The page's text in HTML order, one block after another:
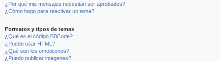
¿Por qué mis mensajes necesitan ser aprobados?
¿Cómo hago para reactivar un tema?
Formatos y tipos de temas
¿Qué es el código BBCode?
¿Puedo usar HTML?
¿Qué son los emoticonos?
¿Puedo publicar imagenes?